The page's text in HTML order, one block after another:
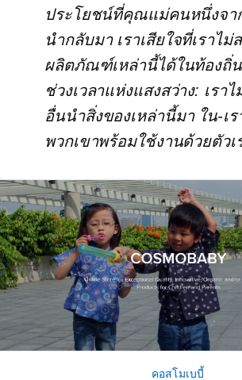
ประโยชน์ที่คุณแม่คนหนึ่งจา
นำกลับมา เราเสียใจที่เราไม่
ผลิตภัณฑ์เหล่านี้ได้ในท้องถิ่
ช่วงเวลาแห่งแสงสว่าง: เรา
อื่นนำสิ่งของเหล่านี้มา ใน-เร
พวกเขาพร้อมใช้งานด้วยตัวเ
คอสโมเบบี้